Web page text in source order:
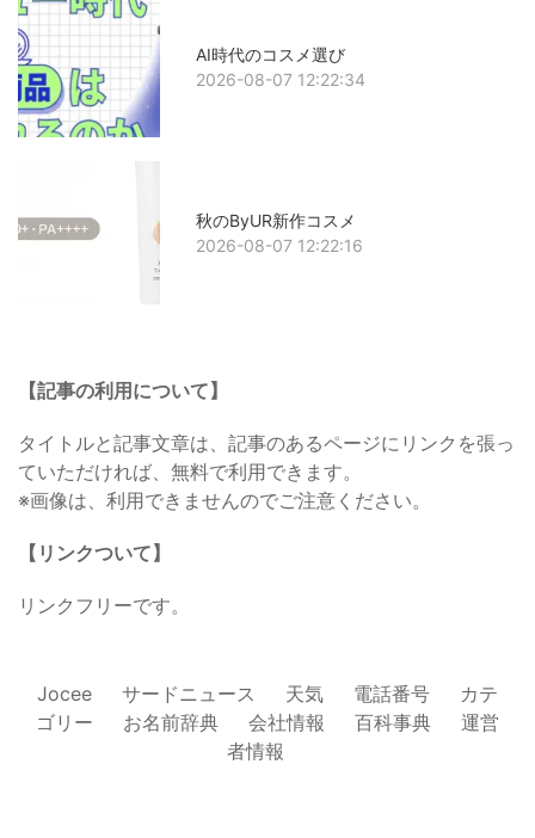
AI時代のコスメ選び
2026-08-07 12:22:34
秋のByUR新作コスメ
2026-08-07 12:22:16
【記事の利用について】
タイトルと記事文章は、記事のあるページにリンクを張っ
ていただければ、無料で利用できます。
※画像は、利用できませんのでご注意ください。
【リンクついて】
リンクフリーです。
Jocee サードニュース 天気 電話番号
カテ
ゴリー
お名前辞典 会社情報 百科事典
運営
者情報